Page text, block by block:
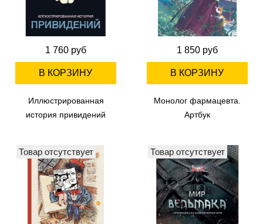
1 760 руб
В КОРЗИНУ
Иллюстрированная
история привидений
1 850 руб
В КОРЗИНУ
Монолог фармацевта.
Артбук
Товар отсутствует Товар отсутствует